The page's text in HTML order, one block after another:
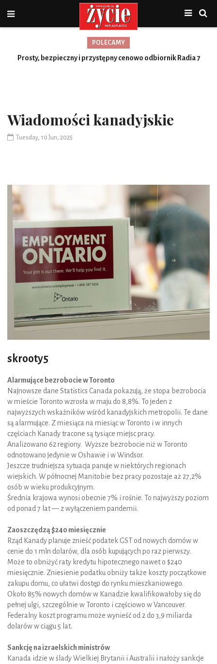
POLECAMY
Prosty, bezpieczny i przystępny cenowo odbiornik Radia 7
Wiadomości kanadyjskie
Tuesday, 10 Jun, 2025
skrooty5
Alarmujące bezrobocie w Toronto
Najnowsze dane Statistics Canada pokazują, że stopa bezrobocia
w mieście Toronto wzrosła w maju do 8,8%. To jeden z
najwyższych wskaźników wśród kanadyjskich metropolii. Te dane
są alarmujące. Z miesiąca na miesiąc w Toronto i w innych
częściach Kanady tracone są tysiące miejsc pracy.
Analizowano 62 regiony. Wyższe bezrobocie niż w Toronto
odnotowano jedynie w Oshawie i w Windsor.
Jeszcze trudniejsza sytuacja panuje w niektórych regionach
wiejskich. W północnej Manitobie bez pracy pozostaje aż 27,2%
osób w wieku produkcyjnym.
Średnia krajowa wynosi obecnie 7% i rośnie. To najwyższy poziom
od ponad 7 lat — z wyłączeniem pandemii.
Zaoszczędzą $240 miesięcznie
Rząd Kanady planuje znieść podatek GST od nowych domów w
cenie do 1 mln dolarów, dla osób kupujących po raz pierwszy.
Może to obniżyć raty kredytu hipotecznego nawet o $240
miesięcznie. Zniesienie podatku obniży także koszty początkowe
zakupu domu, co ułatwi dostęp do rynku mieszkaniowego.
Około 85% nowych domów w Kanadzie kwalifikowałoby się do
pełnej ulgi, szczególnie w Toronto i częściowo w Vancouver.
Federalny koszt programu może wynieść od 2 do 3,9 miliarda
dolarów w ciągu 5 lat.
Sankcję na izraelskich ministrów
Kanada idzie w ślady Wielkiej Brytanii i Australii i nałoży sankcje